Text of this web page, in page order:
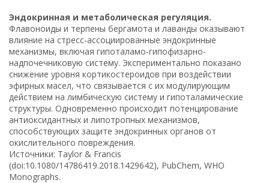
Эндокринная и метаболическая регуляция.
Флавоноиды и терпены бергамота и лаванды оказывают
влияние на стресс-ассоциированные эндокринные
механизмы, включая гипоталамо-гипофизарно-
надпочечниковую систему. Экспериментально показано
снижение уровня кортикостероидов при воздействии
эфирных масел, что связывается с их модулирующим
действием на лимбическую систему и гипоталамические
структуры. Одновременно происходит потенцирование
антиоксидантных и липотропных механизмов,
способствующих защите эндокринных органов от
окислительного повреждения.
Источники: Taylor & Francis
(doi:10.1080/14786419.2018.1429642), PubChem, WHO
Monographs.